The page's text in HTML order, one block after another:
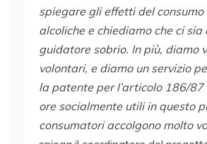
spiegare gli effetti del
alcoliche e chiediamo che ci sia
guidatore sobrio. In più, diamo
volontari, e diamo un servizio
la patente per l’articolo 186/87
ore socialmente utili in questo
consumatori accolgono molto